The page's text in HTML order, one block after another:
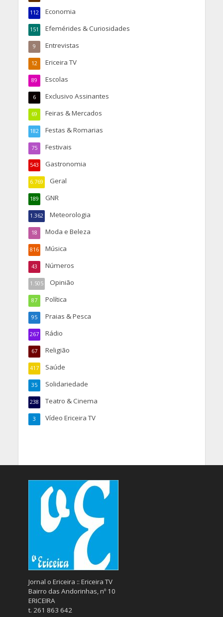
Economia
112
Efemérides & Curiosidades
151
Entrevistas
9
Ericeira TV
12
Escolas
89
Exclusivo Assinantes
6
Feiras & Mercados
69
Festas & Romarias
182
Festivais
75
Gastronomia
543
Geral
6.769
GNR
189
Meteorologia
1.362
Moda e Beleza
18
Música
816
Números
43
Opinião
1.505
Política
87
Praias & Pesca
95
Rádio
267
Religião
67
Saúde
417
Solidariedade
35
Teatro & Cinema
238
Vídeo Ericeira TV
3
Jornal o Ericeira :: Ericeira TV
Bairro das Andorinhas, nº 10
ERICEIRA
t. 261 863 642